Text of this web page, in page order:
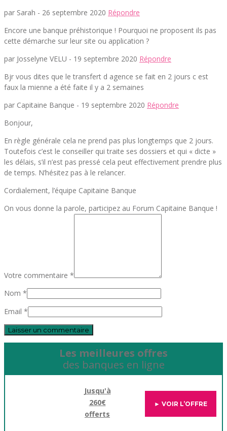
par Sarah - 26 septembre 2020 Répondre
Encore une banque préhistorique ! Pourquoi ne proposent ils pas
cette démarche sur leur site ou application ?
par Josselyne VELU - 19 septembre 2020 Répondre
Bjr vous dites que le transfert d agence se fait en 2 jours c est
faux la mienne a été faite il y a 2 semaines
par Capitaine Banque - 19 septembre 2020 Répondre
Bonjour,
En règle générale cela ne prend pas plus longtemps que 2 jours.
Toutefois c’est le conseiller qui traite ses dossiers et qui « dicte »
les délais, s’il n’est pas pressé cela peut effectivement prendre plus
de temps. N’hésitez pas à le relancer.
Cordialement, l’équipe Capitaine Banque
On vous donne la parole, participez au Forum Capitaine Banque !
Votre commentaire *
Nom *
Email *
Les meilleures offres
des banques en ligne
Jusqu'à
260€
offerts
► VOIR L’OFFRE